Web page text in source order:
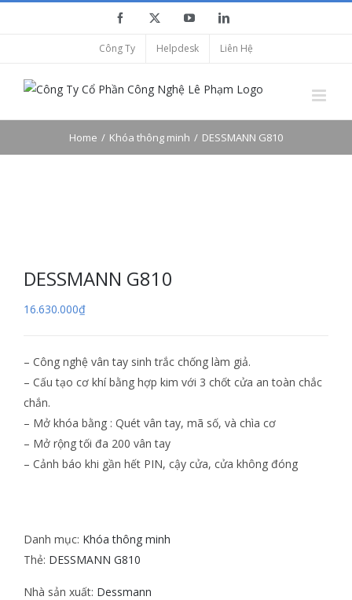
Facebook YouTubeLinkedIn
Công Ty Helpdesk Liên Hệ
Home Khóa thông minh DESSMANN G810
DESSMANN G810
16.630.000₫
– Công nghệ vân tay sinh trắc chống làm giả.
– Cấu tạo cơ khí bằng hợp kim với 3 chốt cửa an toàn chắc
chắn.
– Mở khóa bằng : Quét vân tay, mã số, và chìa cơ
– Mở rộng tối đa 200 vân tay
– Cảnh báo khi gần hết PIN, cậy cửa, cửa không đóng
Danh mục: Khóa thông minh
Thẻ: DESSMANN G810
Nhà sản xuất: Dessmann